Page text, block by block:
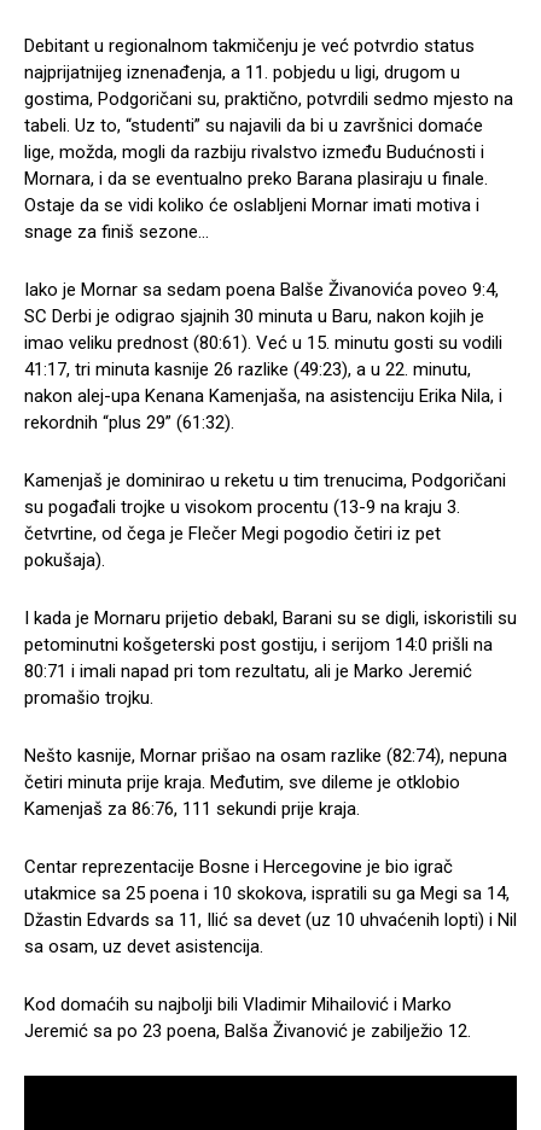
Debitant u regionalnom takmičenju je već potvrdio status
najprijatnijeg iznenađenja, a 11. pobjedu u ligi, drugom u
gostima, Podgoričani su, praktično, potvrdili sedmo mjesto na
tabeli. Uz to, “studenti” su najavili da bi u završnici domaće
lige, možda, mogli da razbiju rivalstvo između Budućnosti i
Mornara, i da se eventualno preko Barana plasiraju u finale.
Ostaje da se vidi koliko će oslabljeni Mornar imati motiva i
snage za finiš sezone…
Iako je Mornar sa sedam poena Balše Živanovića poveo 9:4,
SC Derbi je odigrao sjajnih 30 minuta u Baru, nakon kojih je
imao veliku prednost (80:61). Već u 15. minutu gosti su vodili
41:17, tri minuta kasnije 26 razlike (49:23), a u 22. minutu,
nakon alej-upa Kenana Kamenjaša, na asistenciju Erika Nila, i
rekordnih “plus 29” (61:32).
Kamenjaš je dominirao u reketu u tim trenucima, Podgoričani
su pogađali trojke u visokom procentu (13-9 na kraju 3.
četvrtine, od čega je Flečer Megi pogodio četiri iz pet
pokušaja).
I kada je Mornaru prijetio debakl, Barani su se digli, iskoristili su
petominutni košgeterski post gostiju, i serijom 14:0 prišli na
80:71 i imali napad pri tom rezultatu, ali je Marko Jeremić
promašio trojku.
Nešto kasnije, Mornar prišao na osam razlike (82:74), nepuna
četiri minuta prije kraja. Međutim, sve dileme je otklobio
Kamenjaš za 86:76, 111 sekundi prije kraja.
Centar reprezentacije Bosne i Hercegovine je bio igrač
utakmice sa 25 poena i 10 skokova, ispratili su ga Megi sa 14,
Džastin Edvards sa 11, Ilić sa devet (uz 10 uhvaćenih lopti) i Nil
sa osam, uz devet asistencija.
Kod domaćih su najbolji bili Vladimir Mihailović i Marko
Jeremić sa po 23 poena, Balša Živanović je zabilježio 12.